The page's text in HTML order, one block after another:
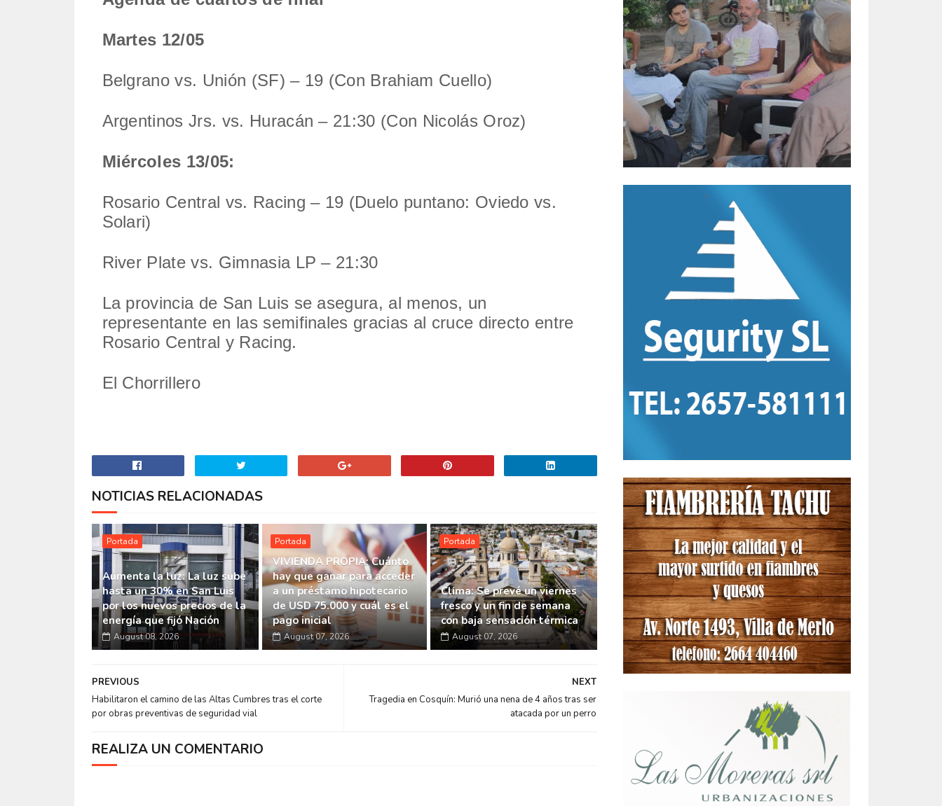
Martes 12/05
Belgrano vs. Unión (SF) – 19 (Con Brahiam Cuello)
Argentinos Jrs. vs. Huracán – 21:30 (Con Nicolás Oroz)
Miércoles 13/05:
Rosario Central vs. Racing – 19 (Duelo puntano: Oviedo vs.
Solari)
River Plate vs. Gimnasia LP – 21:30
La provincia de San Luis se asegura, al menos, un
representante en las semifinales gracias al cruce directo entre
Rosario Central y Racing.
El Chorrillero
NOTICIAS RELACIONADAS
Portada
Aumenta la luz: La luz sube
hasta un 30% en San Luis
por los nuevos precios de la
energía que fijó Nación
August 08, 2026
Portada
VIVIENDA PROPIA: Cuánto
hay que ganar para acceder
a un préstamo hipotecario
de USD 75.000 y cuál es el
pago inicial
August 07, 2026
Portada
Clima: Se prevé un viernes
fresco y un fin de semana
con baja sensación térmica
August 07, 2026
NEXT
Tragedia en Cosquín: Murió una nena de 4 años tras ser
atacada por un perro
PREVIOUS
Habilitaron el camino de las Altas Cumbres tras el corte
por obras preventivas de seguridad vial
REALIZA UN COMENTARIO